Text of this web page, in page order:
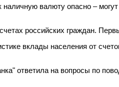
наличную валюту опасно –
российских граждан.
вклады населения от
ответила на вопросы по